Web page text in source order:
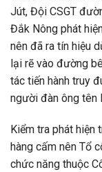
Jút, Đội CSGT
Đắk Nông phát
nên đã ra tín hiệu
lại rẽ vào đường
tác tiến hành truy
người đàn ông tên
Kiểm tra phát
hàng cấm nên Tổ
chức năng thuộc